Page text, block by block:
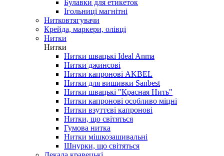
Булавки для етикеток
Ігольниці магнітні
Нитковтягувачи
Крейда, маркери, олівці
Нитки
Нитки
Нитки швацькі Ideal Anma
Нитки джинсові
Нитки капронові AKBEL
Нитки для вишивки Sanbest
Нитки швацькі "Красная Нить"
Нитки капронові особливо міцні
Нитки взуттєві капронові
Нитки, що світяться
Гумова нитка
Нитки мішкозашивальні
Шнурки, що світяться